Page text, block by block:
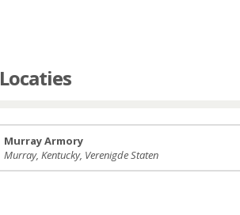
Locaties
Murray Armory
Murray, Kentucky, Verenigde Staten